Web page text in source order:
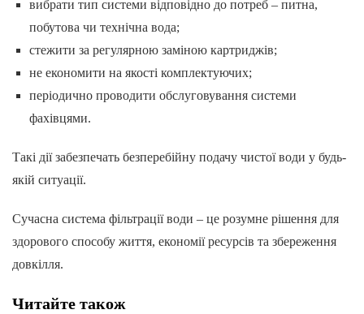
вибрати тип системи відповідно до потреб – питна,
побутова чи технічна вода;
стежити за регулярною заміною картриджів;
не економити на якості комплектуючих;
періодично проводити обслуговування системи
фахівцями.
Такі дії забезпечать безперебійну подачу чистої води у будь-
якій ситуації.
Сучасна система фільтрації води – це розумне рішення для
здорового способу життя, економії ресурсів та збереження
довкілля.
Читайте також